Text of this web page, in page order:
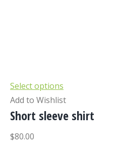
Select options
Add to Wishlist
Short sleeve shirt
$80.00